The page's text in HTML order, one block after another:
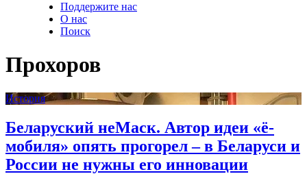
Поддержите нас
О нас
Поиск
Прохоров
История
Беларуский неМаск. Автор идеи «ё-
мобиля» опять прогорел – в Беларуси и
России не нужны его инновации